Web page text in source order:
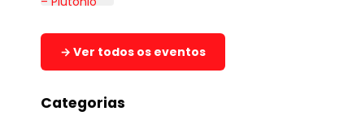
→ Ver todos os eventos
Categorias